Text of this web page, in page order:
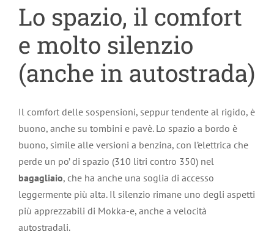
Lo spazio, il comfort
e molto silenzio
(anche in autostrada)
Il comfort delle sospensioni, seppur tendente al rigido, è
buono, anche su tombini e pavè. Lo spazio a bordo è
buono, simile alle versioni a benzina, con l’elettrica che
perde un po’ di spazio (310 litri contro 350) nel
bagagliaio, che ha anche una soglia di accesso
leggermente più alta. Il silenzio rimane uno degli aspetti
più apprezzabili di Mokka-e, anche a velocità
autostradali.